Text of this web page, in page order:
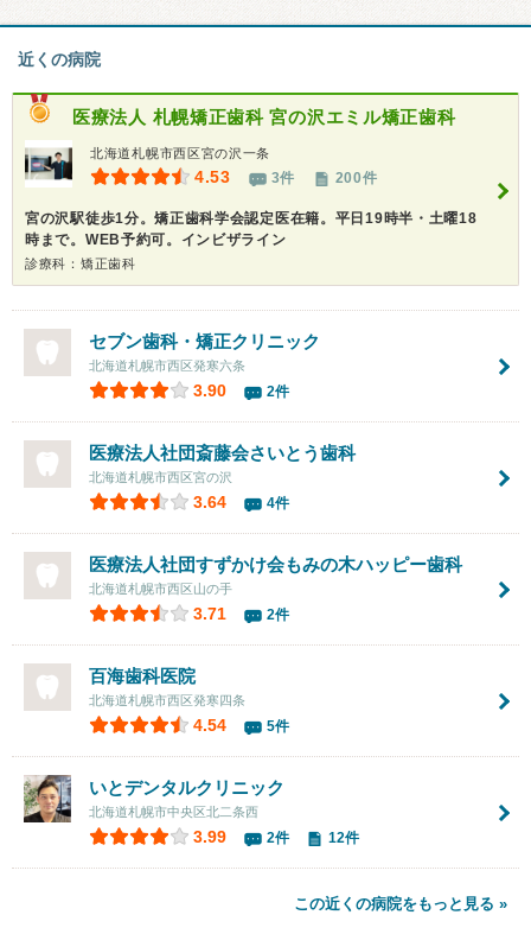
近くの病院
医療法人 札幌矯正歯科宮の沢エミル矯正歯科
北海道札幌市西区宮の沢一条
4.53 3件 200件
宮の沢駅徒歩1分。矯正歯科学会認定医在籍。平日19時半・土曜18
時まで。WEB予約可。インビザライン
診療科：矯正歯科
セブン歯科・矯正クリニック
北海道札幌市西区発寒六条
3.90 2件
医療法人社団斎藤会さいとう歯科
北海道札幌市西区宮の沢
3.64 4件
医療法人社団すずかけ会もみの木ハッピー歯科
北海道札幌市西区山の手
3.71 2件
百海歯科医院
北海道札幌市西区発寒四条
4.54 5件
いとデンタルクリニック
北海道札幌市中央区北二条西
3.99 2件 12件
この近くの病院をもっと見る »